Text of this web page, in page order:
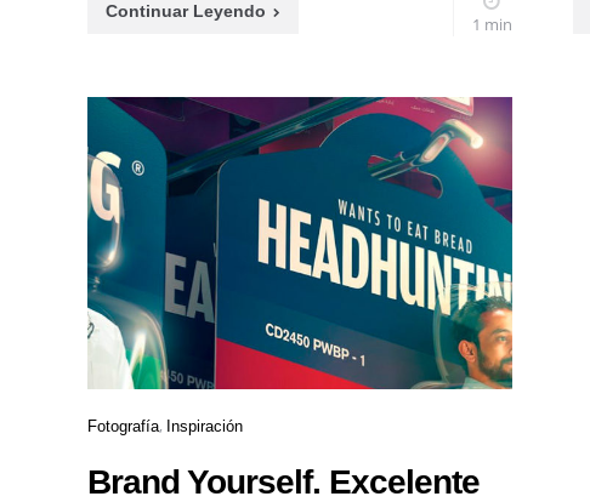
Continuar Leyendo
1 min
Fotografía Inspiración
Brand Yourself. Excelente